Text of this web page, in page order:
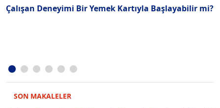
Çalışan Deneyimi Bir Yemek Kartıyla Başlayabilir mi?
SON MAKALELER